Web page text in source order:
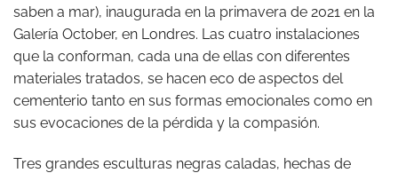
saben a mar), inaugurada en la primavera de 2021 en la
Galería October, en Londres. Las cuatro instalaciones
que la conforman, cada una de ellas con diferentes
materiales tratados, se hacen eco de aspectos del
cementerio tanto en sus formas emocionales como en
sus evocaciones de la pérdida y la compasión.
Tres grandes esculturas negras caladas, hechas de